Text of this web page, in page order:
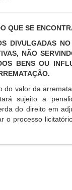
QUE SE
DIVULGADAS
NÃO
BENS OU
do valor da
sujeito a
do direito em
o processo